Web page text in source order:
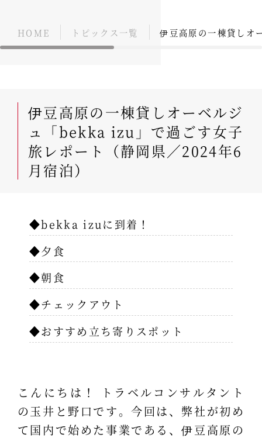
HOME トピックス一覧 伊豆高原の一棟貸し
伊豆高原の一棟貸しオーベルジ
ュ「bekka izu」で過ごす女子
旅レポート（静岡県／2024年6
月宿泊）
◆bekka izuに到着！
◆夕食
◆朝食
◆チェックアウト
◆おすすめ立ち寄りスポット
こんにちは！ トラベルコンサルタント
の玉井と野口です。今回は、弊社が初め
て国内で始めた事業である、伊豆高原の